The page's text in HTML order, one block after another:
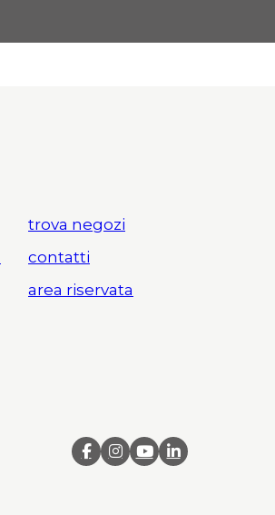
trova negozi
contatti
area riservata